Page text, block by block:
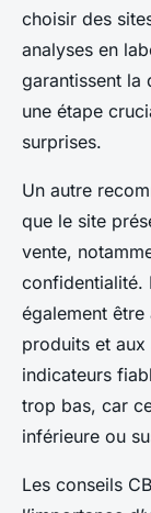
choisir des
analyses en
garantissent la
une étape
surprises.
Un autre
que le site
vente,
confidentialité.
également
produits et
indicateurs
trop bas, car
inférieure ou
Les conseils